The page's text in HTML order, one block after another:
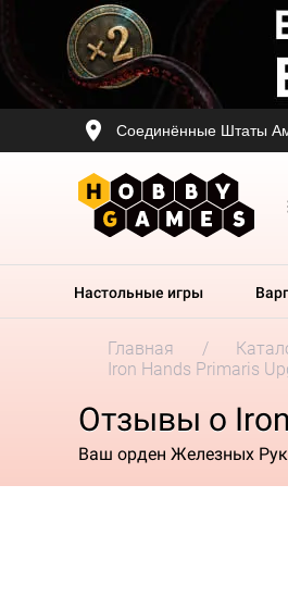
Соединённые Штаты
Настольные игры
Главная
Iron Hands Primaris
Отзывы о
Ваш орден Железных Рук